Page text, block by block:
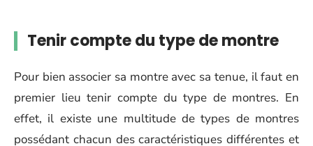
Tenir compte du type de montre
Pour bien associer sa montre avec sa tenue, il faut en
premier lieu tenir compte du type de montres. En
effet, il existe une multitude de types de montres
possédant chacun des caractéristiques différentes et